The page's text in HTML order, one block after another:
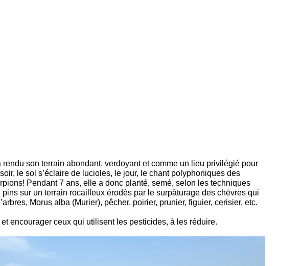
son terrain abondant, verdoyant et comme un lieu privilégié pour
le sol s’éclaire de lucioles, le jour, le chant polyphoniques des
Pendant 7 ans, elle a donc planté, semé, selon les techniques
sur un terrain rocailleux érodés par le surpâturage des chèvres qui
Morus alba (Murier), pêcher, poirier, prunier, figuier, cerisier, etc.
encourager ceux qui utilisent les pesticides, à les réduire.